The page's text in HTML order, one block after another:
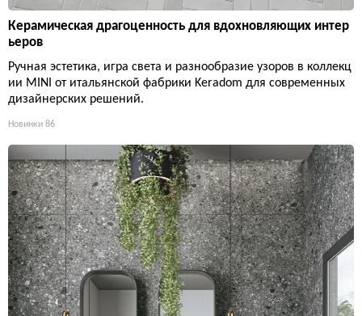
Керамическая драгоценность для вдохновляющих интер
ьеров
Ручная эстетика, игра света и разнообразие узоров в коллекц
ии MINI от итальянской фабрики Keradom для современных
дизайнерских решений.
Новинки 86